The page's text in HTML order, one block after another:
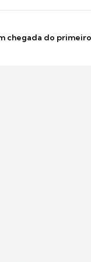
chegada do